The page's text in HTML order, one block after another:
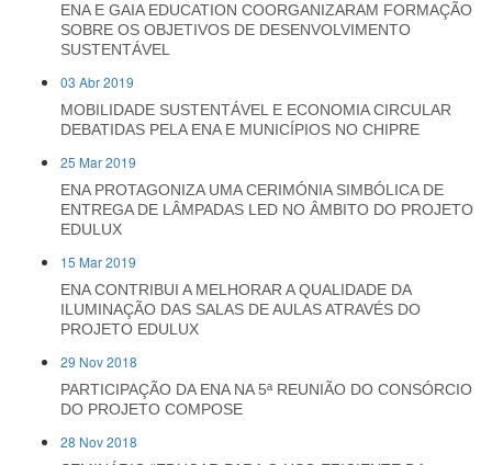
ENA E GAIA EDUCATION COORGANIZARAM FORMAÇÃO
SOBRE OS OBJETIVOS DE DESENVOLVIMENTO
SUSTENTÁVEL
03 Abr 2019
MOBILIDADE SUSTENTÁVEL E ECONOMIA CIRCULAR
DEBATIDAS PELA ENA E MUNICÍPIOS NO CHIPRE
25 Mar 2019
ENA PROTAGONIZA UMA CERIMÓNIA SIMBÓLICA DE
ENTREGA DE LÂMPADAS LED NO ÂMBITO DO PROJETO
EDULUX
15 Mar 2019
ENA CONTRIBUI A MELHORAR A QUALIDADE DA
ILUMINAÇÃO DAS SALAS DE AULAS ATRAVÉS DO
PROJETO EDULUX
29 Nov 2018
PARTICIPAÇÃO DA ENA NA 5ª REUNIÃO DO CONSÓRCIO
DO PROJETO COMPOSE
28 Nov 2018